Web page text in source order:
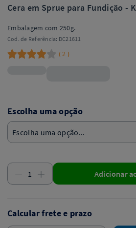
Cera em Sprue para Fundição -
Embalagem com 250g.
Cod. de Referência: DC21611
( 2 )
Escolha uma opção
Adicionar
Calcular frete e prazo